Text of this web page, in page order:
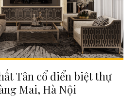
Tân cổ điển biệt thự
Mai, Hà Nội